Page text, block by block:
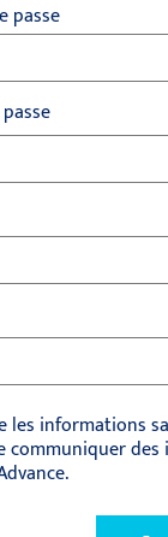
les informations
communiquer